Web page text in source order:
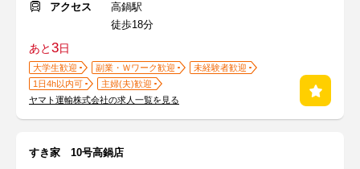
アクセス
高鍋駅
徒歩18分
あと3日
大学生歓迎 副業・Ｗワーク歓迎
未経験者歓迎
1日4h以内可
主婦(夫)歓迎
ヤマト運輸株式会社の求人一覧を見る
すき家 10号高鍋店